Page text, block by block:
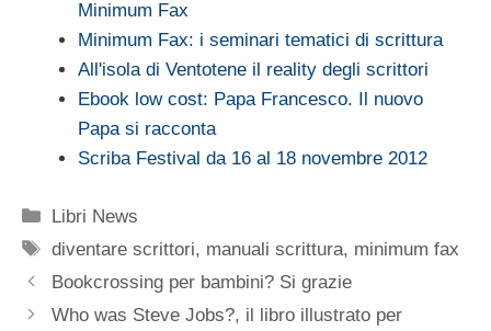
Minimum Fax
Minimum Fax: i seminari tematici di scrittura
All'isola di Ventotene il reality degli scrittori
Ebook low cost: Papa Francesco. Il nuovo
Papa si racconta
Scriba Festival da 16 al 18 novembre 2012
Categorie
Libri News
Tag
diventare scrittori, manuali scrittura, minimum fax
Bookcrossing per bambini? Si grazie
Who was Steve Jobs?, il libro illustrato per